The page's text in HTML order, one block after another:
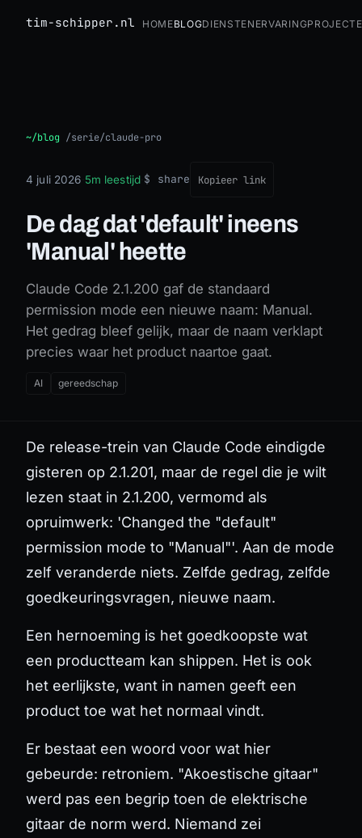
tim-schipper.nl HomeBlogDienstenErvaring
~/blog /serie/claude-pro
4 juli 2026 5m leestijd $ share Kopieer link
De dag dat 'default' ineens
'Manual' heette
Claude Code 2.1.200 gaf de standaard
permission mode een nieuwe naam: Manual.
Het gedrag bleef gelijk, maar de naam verklapt
precies waar het product naartoe gaat.
AI gereedschap
De release-trein van Claude Code eindigde
gisteren op 2.1.201, maar de regel die je wilt
lezen staat in 2.1.200, vermomd als
opruimwerk: 'Changed the "default"
permission mode to "Manual"'. Aan de mode
zelf veranderde niets. Zelfde gedrag, zelfde
goedkeuringsvragen, nieuwe naam.
Een hernoeming is het goedkoopste wat
een productteam kan shippen. Het is ook
het eerlijkste, want in namen geeft een
product toe wat het normaal vindt.
Er bestaat een woord voor wat hier
gebeurde: retroniem. "Akoestische gitaar"
werd pas een begrip toen de elektrische
gitaar de norm werd. Niemand zei